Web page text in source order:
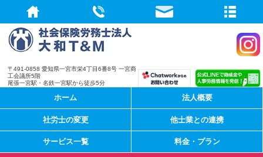
社会保険労
〒491-0858 愛知県一宮市栄4丁目6番8号 一宮商
工会議所5階
尾張一宮駅・名鉄一宮駅から徒歩5分
ホーム 法人概要
社労士の変更 他士業との連携
サービス一覧 料金・プラン